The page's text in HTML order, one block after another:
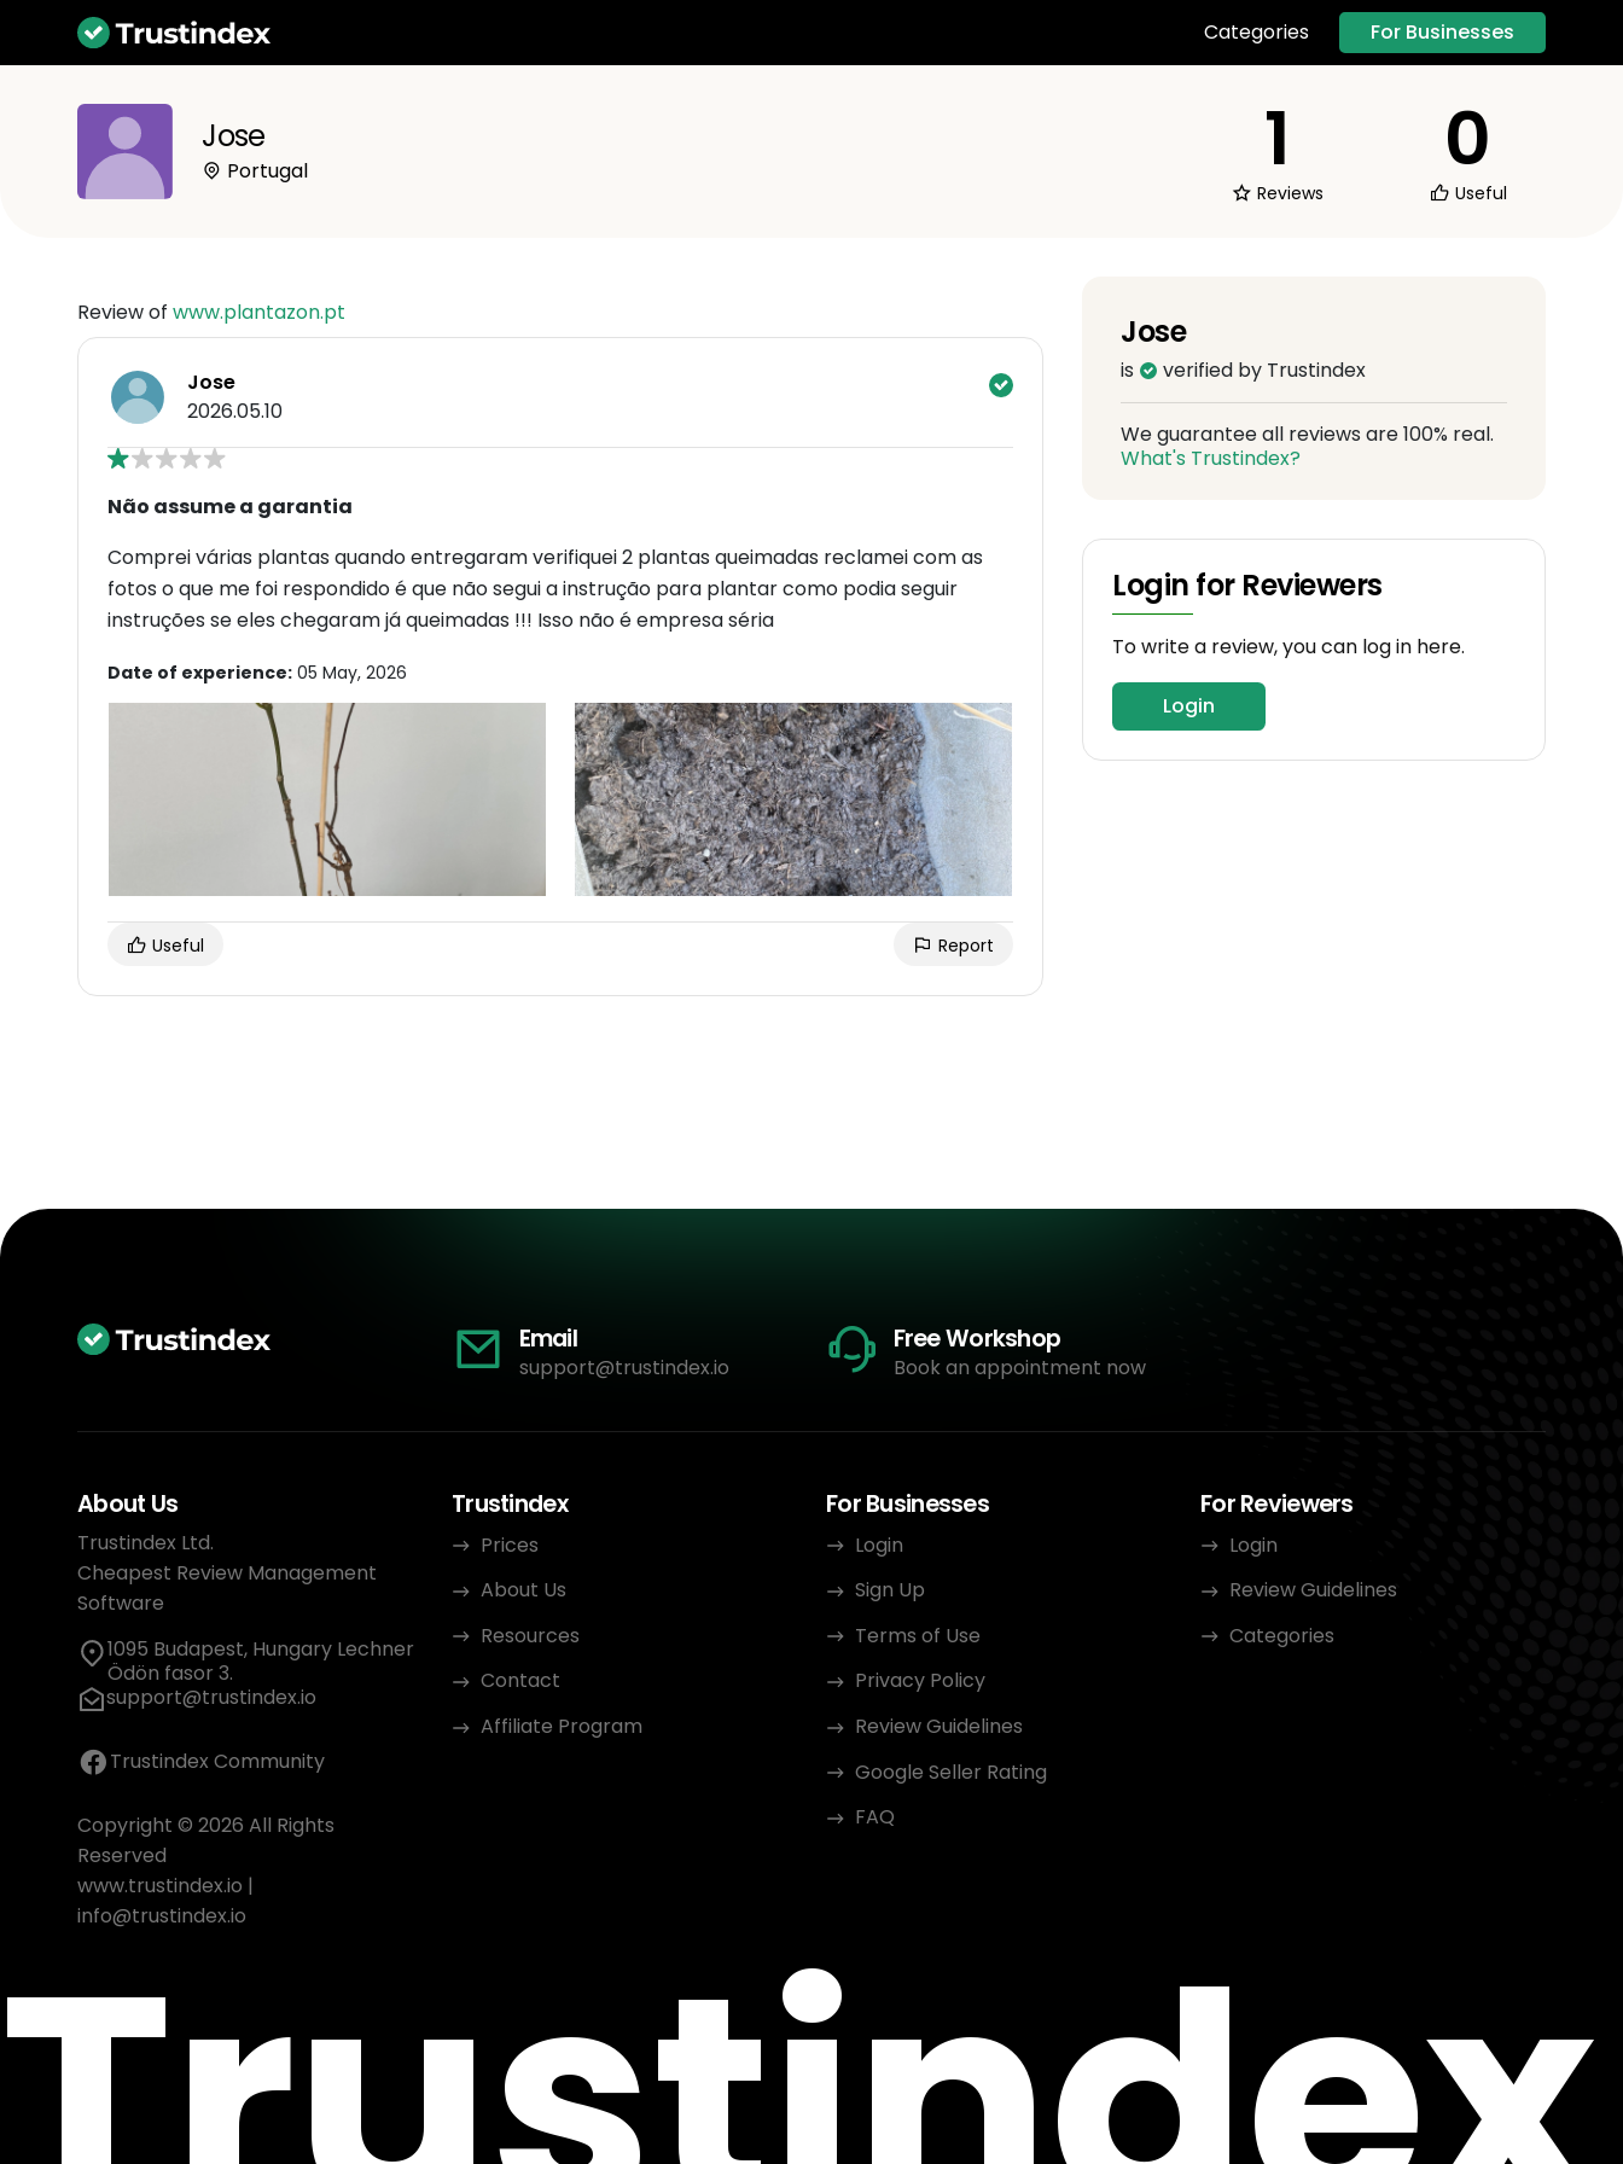
Categories For Businesses
Jose
Portugal 1
Reviews
0
Useful
Review of www.plantazon.pt
Jose
2026.05.10
Não assume a garantia
Comprei várias plantas quando entregaram verifiquei 2 plantas queimadas reclamei com as
fotos o que me foi respondido é que não segui a instrução para plantar como podia seguir
instruções se eles chegaram já queimadas !!! Isso não é empresa séria
Date of experience: 05 May, 2026
Useful Report
Jose
is verified by Trustindex
We guarantee all reviews are 100% real.
What's Trustindex?
Login for Reviewers
To write a review, you can log in here.
Login
Email
support@trustindex.io
Free Workshop
Book an appointment now
About Us
Trustindex Ltd.
Cheapest Review Management
Software
1095 Budapest, Hungary Lechner
Ödön fasor 3.
support@trustindex.io
Trustindex Community
Copyright © 2026 All Rights
Reserved
www.trustindex.io |
info@trustindex.io
Trustindex
Prices
About Us
Resources
Contact
Affiliate Program
For Businesses
Login
Sign Up
Terms of Use
Privacy Policy
Review Guidelines
Google Seller Rating
FAQ
For Reviewers
Login
Review Guidelines
Categories